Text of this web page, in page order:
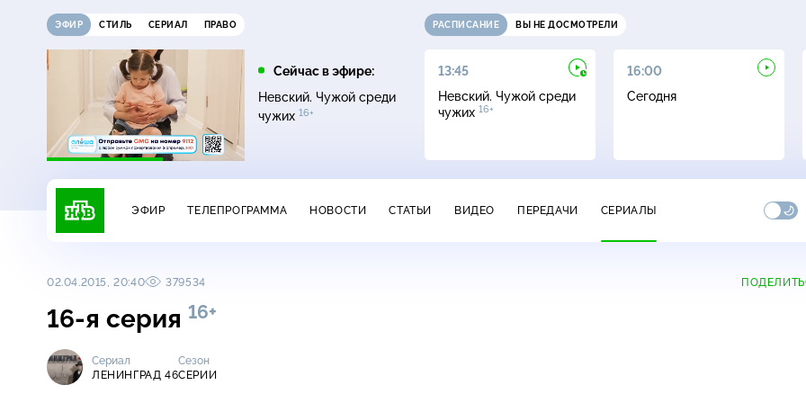
ЭФИР СТИЛЬ СЕРИАЛ ПРАВО
Сейчас в эфире:
Невский. Чужой среди
чужих 16+
РАСПИСАНИЕ ВЫ НЕ ДОСМОТРЕЛИ
Жди меня 16+
13:00
Сегодня
13:45
Невский. Чужой среди
чужих 16+
16:00
Сегодня
ЭФИР ТЕЛЕПРОГРАММА НОВОСТИ СТАТЬИ ВИДЕО ПЕРЕДАЧИ СЕРИАЛЫ
02.04.2015, 20:40 379534
16-я серия 16+
Сериал
ЛЕНИНГРАД 46
Сезон
СЕРИИ